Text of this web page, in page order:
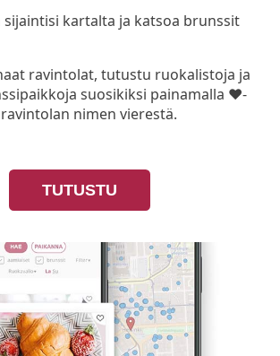
sijaintisi kartalta ja katsoa brunssit
ravintolat, tutustu ruokalistoja ja
suosikiksi painamalla ❤-
nimen vierestä.
TUTUSTU